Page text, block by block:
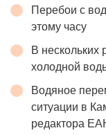
Перебои с
этому часу
В нескольких
холодной
Водяное
ситуации в
редактора